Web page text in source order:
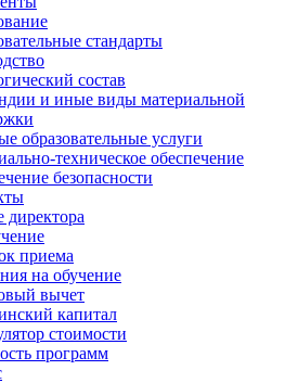
стандарты
состав
и иные виды материальной
образовательные услуги
техническое обеспечение
безопасности
директора
приема
на обучение
вычет
капитал
стоимости
программ